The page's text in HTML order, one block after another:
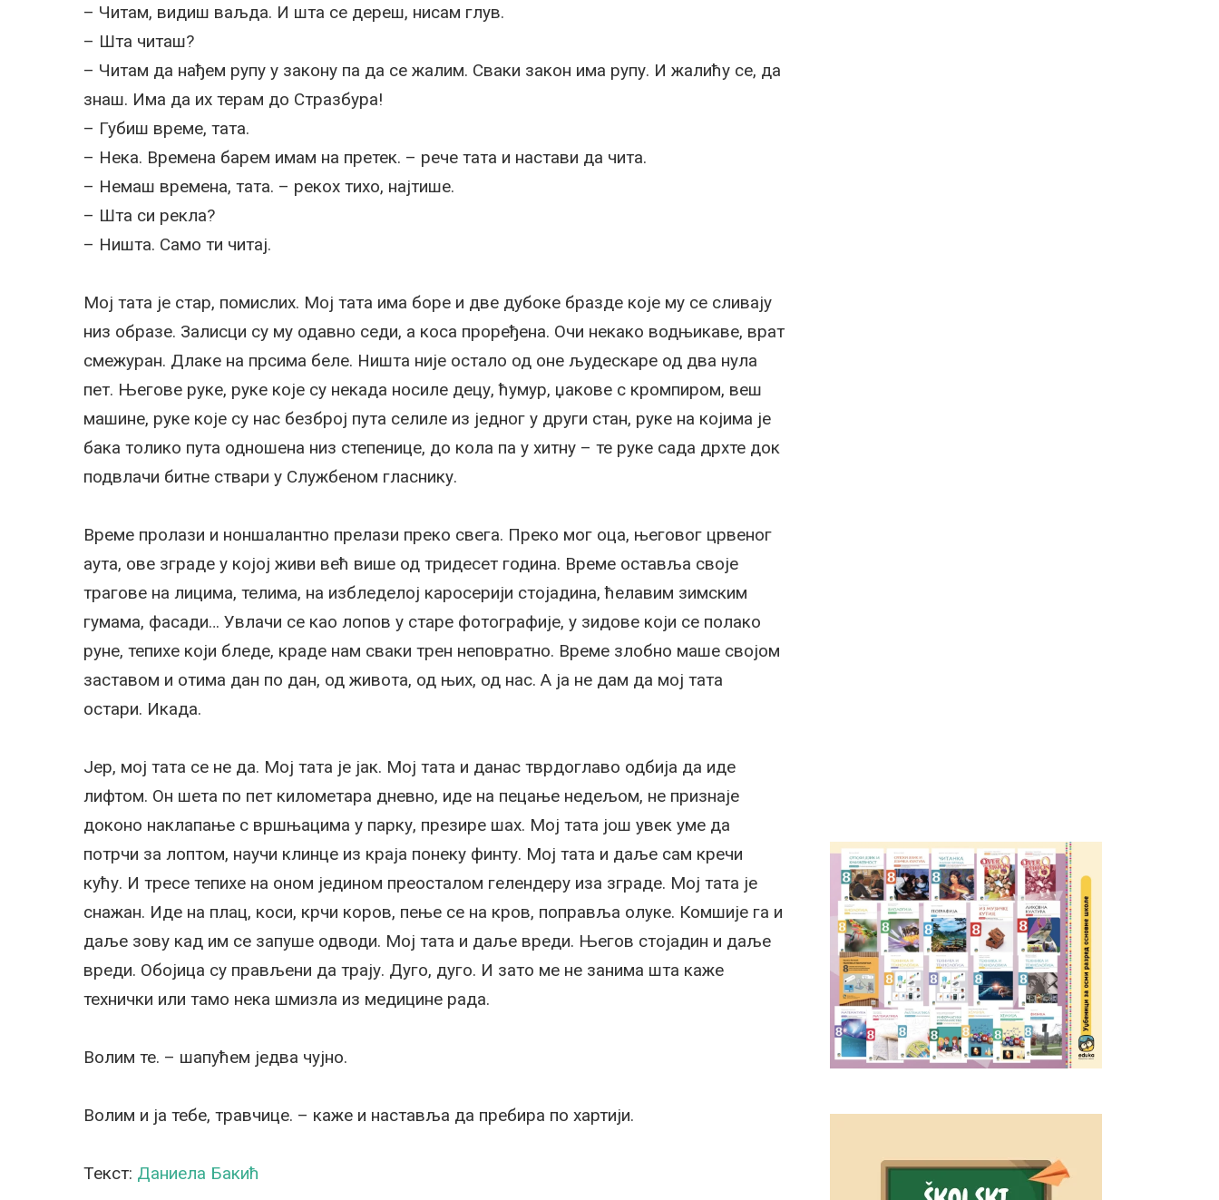
– Читам, видиш ваљда. И шта се дереш, нисам глув.
– Шта читаш?
– Читам да нађем рупу у закону па да се жалим. Сваки закон има рупу. И жалићу се, да
знаш. Има да их терам до Стразбура!
– Губиш време, тата.
– Нека. Времена барем имам на претек. – рече тата и настави да чита.
– Немаш времена, тата. – рекох тихо, најтише.
– Шта си рекла?
– Ништа. Само ти читај.
Мој тата је стар, помислих. Мој тата има боре и две дубоке бразде које му се сливају
низ образе. Залисци су му одавно седи, а коса проређена. Очи некако водњикаве, врат
смежуран. Длаке на прсима беле. Ништа није остало од оне људескаре од два нула
пет. Његове руке, руке које су некада носиле децу, ћумур, џакове с кромпиром, веш
машине, руке које су нас безброј пута селиле из једног у други стан, руке на којима је
бака толико пута одношена низ степенице, до кола па у хитну – те руке сада дрхте док
подвлачи битне ствари у Службеном гласнику.
Време пролази и ноншалантно прелази преко свега. Преко мог оца, његовог црвеног
аута, ове зграде у којој живи већ више од тридесет година. Време оставља своје
трагове на лицима, телима, на избледелој каросерији стојадина, ћелавим зимским
гумама, фасади… Увлачи се као лопов у старе фотографије, у зидове који се полако
руне, тепихе који бледе, краде нам сваки трен неповратно. Време злобно маше својом
заставом и отима дан по дан, од живота, од њих, од нас. А ја не дам да мој тата
остари. Икада.
Јер, мој тата се не да. Мој тата је јак. Мој тата и данас тврдоглаво одбија да иде
лифтом. Он шета по пет километара дневно, иде на пецање недељом, не признаје
доконо наклапање с вршњацима у парку, презире шах. Мој тата још увек уме да
потрчи за лоптом, научи клинце из краја понеку финту. Мој тата и даље сам кречи
кућу. И тресе тепихе на оном једином преосталом гелендеру иза зграде. Мој тата је
снажан. Иде на плац, коси, крчи коров, пење се на кров, поправља олуке. Комшије га и
даље зову кад им се запуше одводи. Мој тата и даље вреди. Његов стојадин и даље
вреди. Обојица су прављени да трају. Дуго, дуго. И зато ме не занима шта каже
технички или тамо нека шмизла из медицине рада.
Волим те. – шапућем једва чујно.
Волим и ја тебе, травчице. – каже и наставља да пребира по хартији.
Текст: Даниела Бакић